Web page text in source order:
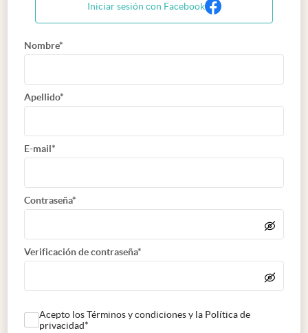
Iniciar sesión con Facebook
Nombre*
Apellido*
E-mail*
Contraseña*
Verificación de contraseña*
Acepto los Términos y condiciones y la Política de
privacidad*